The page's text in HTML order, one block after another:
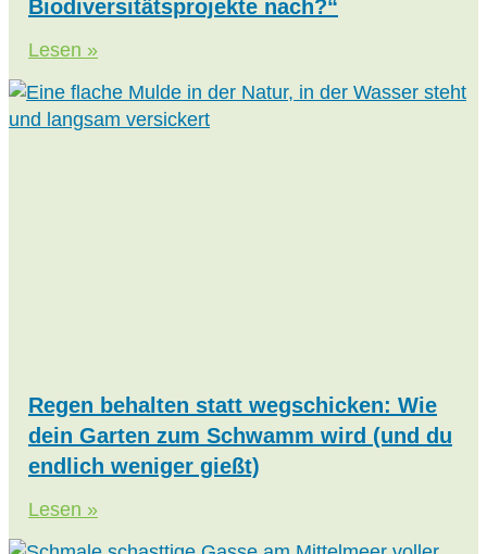
Biodiversitätsprojekte nach?“
Lesen »
Regen behalten statt wegschicken: Wie
dein Garten zum Schwamm wird (und du
endlich weniger gießt)
Lesen »